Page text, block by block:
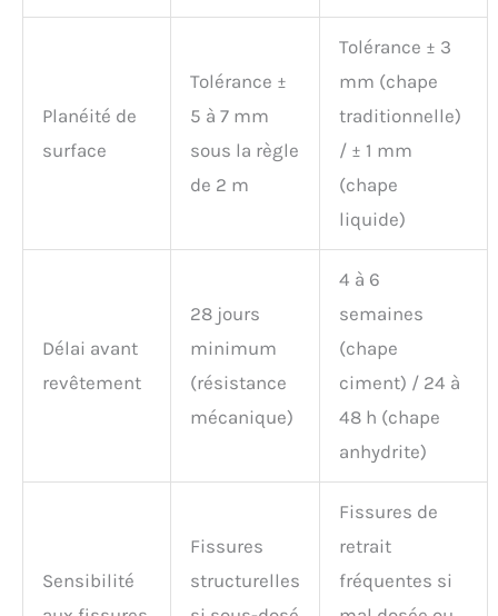
Planéité de
surface
Tolérance ±
5 à 7 mm
sous la règle
de 2 m
Tolérance ± 3
mm (chape
traditionnelle)
/ ± 1 mm
(chape
liquide)
Délai avant
revêtement
28 jours
minimum
(résistance
mécanique)
4 à 6
semaines
(chape
ciment) / 24 à
48 h (chape
anhydrite)
Sensibilité
Fissures
structurelles
Fissures de
retrait
fréquentes si